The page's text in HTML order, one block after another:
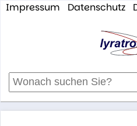
Impressum Datenschutz